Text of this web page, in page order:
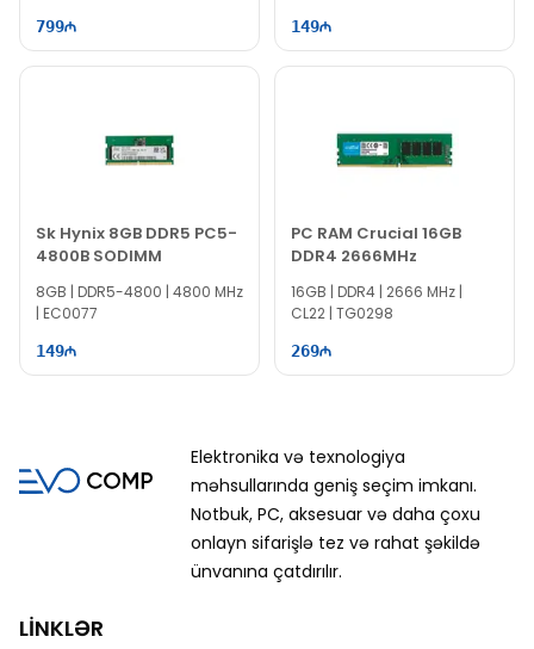
799 149
Sk Hynix 8GB DDR5 PC5-
4800B SODIMM
8GB | DDR5-4800 | 4800 MHz
| EC0077
149
PC RAM Crucial 16GB
DDR4 2666MHz
16GB | DDR4 | 2666 MHz |
CL22 | TG0298
269
Elektronika və texnologiya
məhsullarında geniş seçim imkanı.
Notbuk, PC, aksesuar və daha çoxu
onlayn sifarişlə tez və rahat şəkildə
ünvanına çatdırılır.
LİNKLƏR